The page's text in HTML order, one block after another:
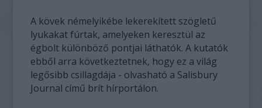
A kövek némelyikébe lekerekített szögletű
lyukakat fúrtak, amelyeken keresztül az
égbolt különböző pontjai láthatók. A kutatók
ebből arra következtetnek, hogy ez a világ
legősibb csillagdája - olvasható a Salisbury
Journal című brít hírportálon.